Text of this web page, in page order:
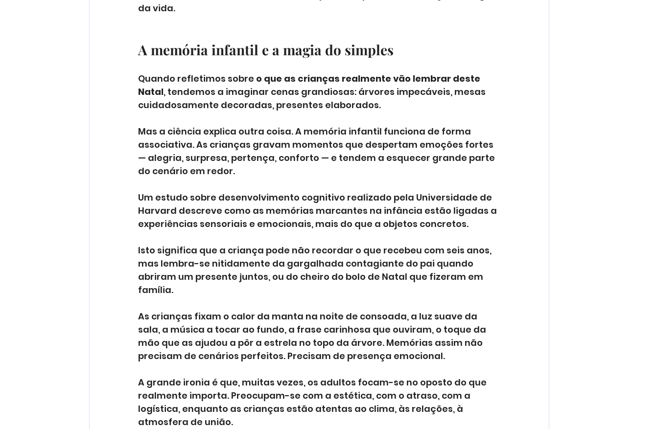
da vida.
A memória infantil e a magia do simples
Quando refletimos sobre o que as crianças realmente vão lembrar deste
Natal, tendemos a imaginar cenas grandiosas: árvores impecáveis, mesas
cuidadosamente decoradas, presentes elaborados.
Mas a ciência explica outra coisa. A memória infantil funciona de forma
associativa. As crianças gravam momentos que despertam emoções fortes
— alegria, surpresa, pertença, conforto — e tendem a esquecer grande parte
do cenário em redor.
Um estudo sobre desenvolvimento cognitivo realizado pela Universidade de
Harvard descreve como as memórias marcantes na infância estão ligadas a
experiências sensoriais e emocionais, mais do que a objetos concretos.
Isto significa que a criança pode não recordar o que recebeu com seis anos,
mas lembra-se nitidamente da gargalhada contagiante do pai quando
abriram um presente juntos, ou do cheiro do bolo de Natal que fizeram em
família.
As crianças fixam o calor da manta na noite de consoada, a luz suave da
sala, a música a tocar ao fundo, a frase carinhosa que ouviram, o toque da
mão que as ajudou a pôr a estrela no topo da árvore. Memórias assim não
precisam de cenários perfeitos. Precisam de presença emocional.
A grande ironia é que, muitas vezes, os adultos focam-se no oposto do que
realmente importa. Preocupam-se com a estética, com o atraso, com a
logística, enquanto as crianças estão atentas ao clima, às relações, à
atmosfera de união.